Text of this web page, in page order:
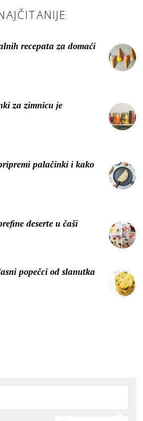
recepata za domaći
za zimnicu je
palačinki i kako
deserte u čaši
popečci od slanutka